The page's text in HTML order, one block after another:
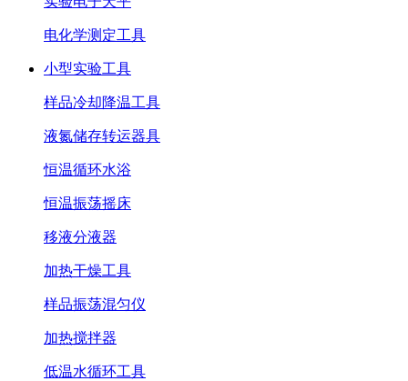
电化学测定工具
小型实验工具
样品冷却降温工具
液氮储存转运器具
恒温循环水浴
恒温振荡摇床
移液分液器
加热干燥工具
样品振荡混匀仪
加热搅拌器
低温水循环工具